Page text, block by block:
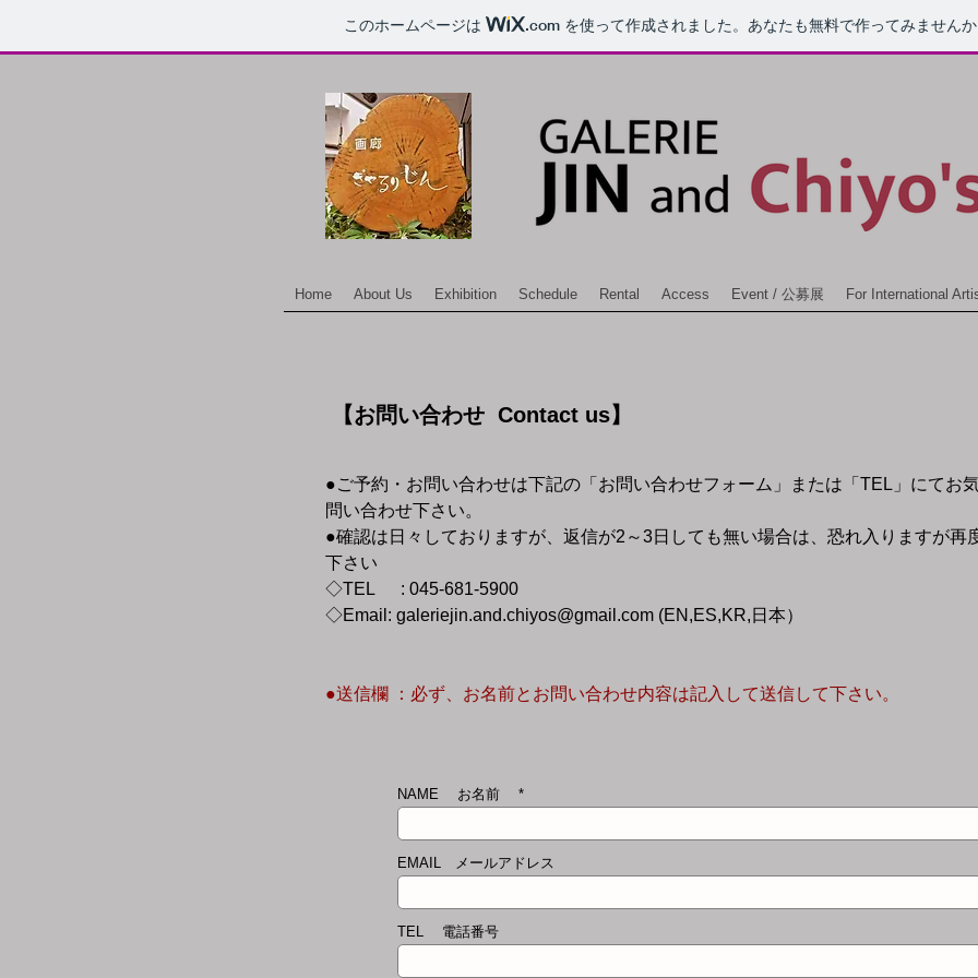
このホームページは .com を使って作成されました。あなたも無料で作ってみません
Home About Us Exhibition Schedule Rental Access Event / 公募展 For International
【お問い合わせ Contact us】
●ご予約・お問い合わせは下記の「お問い合わせフォーム」または「TEL」にてお
問い合わせ下さい。
●確認は日々しておりますが、返信が2～3日しても無い場合は、恐れ入りますが再
下さい
◇TEL : 045-681-5900
◇Email: galeriejin.and.chiyos@gmail.com (EN,ES,KR,日本）
●送信欄 ：必ず、お名前とお問い合わせ内容は記入して送信して下さい。
NAME お名前
EMAIL メールアドレス
TEL 電話番号